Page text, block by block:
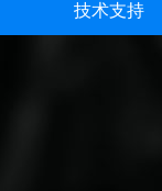
技术支持